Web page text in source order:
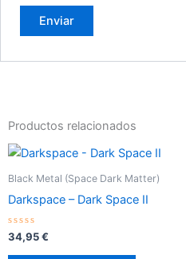
Productos relacionados
Black Metal (Space Dark Matter)
Darkspace – Dark Space II
Valorado
con
0
34,95€